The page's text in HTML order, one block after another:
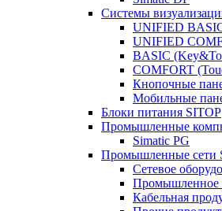
Системы
UNIFIED
UNIFIED
BASIC
COMFORT
Кнопочные
Мобильные
Блоки питания SITOP
Промышленные
Simatic PG
Промышленные сети
Сетевое
Промышленное
Кабельная